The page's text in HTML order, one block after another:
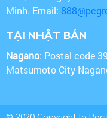
Minh. Email:
TẠI NHẬT BẢN
Nagano: Postal code
Matsumoto City